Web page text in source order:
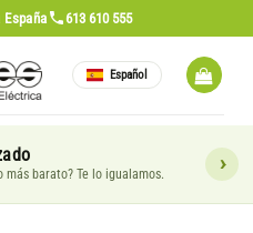
613 610 555
Español
más barato? Te lo igualamos.